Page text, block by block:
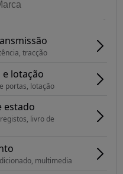
tracção
lotação
portas, lotação
estado
livro de
multimedia